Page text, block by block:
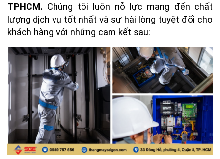
TPHCM. Chúng tôi luôn nỗ lực mang đến chất
lượng dịch vụ tốt nhất và sự hài lòng tuyệt đối cho
khách hàng với những cam kết sau: